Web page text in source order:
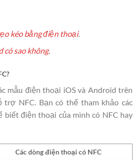
kéo bằng điện thoại.
có sao không.
mẫu điện thoại iOS và Android trên
NFC. Bạn có thể tham khảo các
điện thoại của mình có NFC hay
Các dòng điện thoại có NFC